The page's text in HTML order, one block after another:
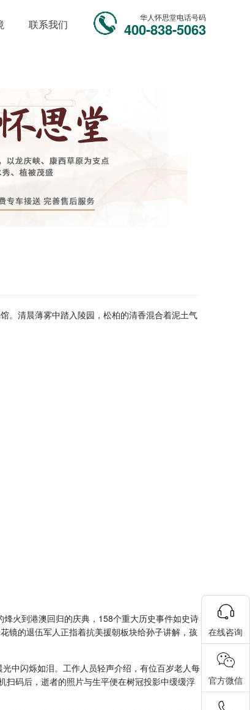
联系我们
华人怀思堂电话号码
400-838-5063
。清晨薄雾中踏入陵园，松柏的清香混合着泥土气
火到港澳回归的庆典，158个重大历史事件如史诗
镜的退伍军人正指着抗美援朝板块给孙子讲解，孩
中闪烁如泪。工作人员轻声介绍，有位百岁老人每
扫码后，逝者的照片与生平便在树冠投影中缓缓浮
在线咨询
官方微信